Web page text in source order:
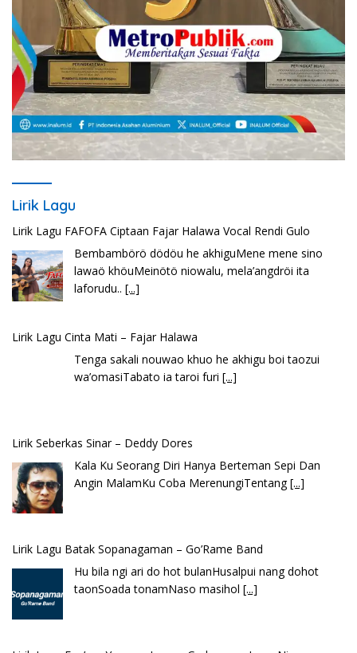
Lirik Lagu
Lirik Lagu FAFOFA Ciptaan Fajar Halawa Vocal Rendi Gulo
Bembambörö dödöu he akhiguMene mene sino
lawaö khöuMeinötö niowalu, mela’angdröi ita
laforudu.. [...]
Lirik Lagu Cinta Mati – Fajar Halawa
Tenga sakali nouwao khuo he akhigu boi taozui
wa’omasiTabato ia taroi furi [...]
Lirik Seberkas Sinar – Deddy Dores
Kala Ku Seorang Diri Hanya Berteman Sepi Dan
Angin MalamKu Coba MerenungiTentang[...]
Lirik Lagu Batak Sopanagaman – Go’Rame Band
Hu bila ngi ari do hot bulanHusalpui nang dohot
taonSoada tonamNaso masihol [...]